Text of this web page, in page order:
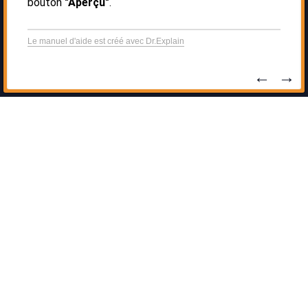
Le manuel d'aide est créé avec Dr.Explain